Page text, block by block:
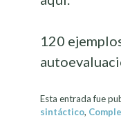
120
Esta entrada fue
sintáctico,